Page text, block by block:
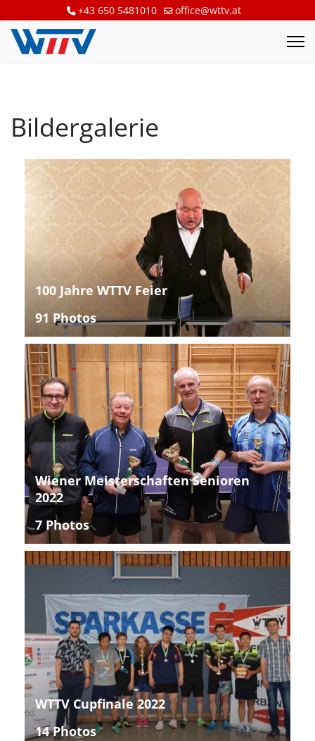
+43 650 5481010 office@wttv.at
Bildergalerie
100 Jahre WTTV Feier
91 Photos
Wiener Meisterschaften Senioren
2022
7 Photos
WTTV Cupfinale 2022
14 Photos